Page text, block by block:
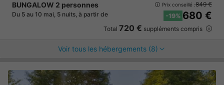
BUNGALOW 2 personnes
Du 5 au 10 mai, 5 nuits, à partir de
Prix conseillé :849 €
-19% 680 €
Total 720 € suppléments compris
Voir tous les hébergements (8)